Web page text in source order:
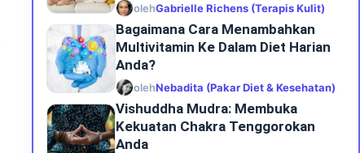
olehGabrielle Richens (Terapis Kulit)
Bagaimana Cara Menambahkan
Multivitamin Ke Dalam Diet Harian
Anda?
olehNebadita (Pakar Diet & Kesehatan)
Vishuddha Mudra: Membuka
Kekuatan Chakra Tenggorokan
Anda